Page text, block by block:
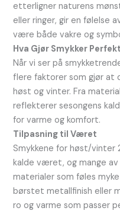
etterligner naturens
eller ringer, gir en følelse
være både vakre og
Hva Gjør Smykker
Når vi ser på
flere faktorer som gjør at
høst og vinter. Fra
reflekterer sesongens
for varme og komfort.
Tilpasning til Været
Smykkene for høst/vinter
kalde været, og mange
materialer som føles
børstet metallfinish eller
ro og varme som passer